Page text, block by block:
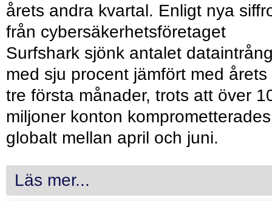
årets andra kvartal. Enligt nya
från cybersäkerhetsföretaget
Surfshark sjönk antalet
med sju procent jämfört med årets
tre första månader, trots att över
miljoner konton komprometterades
globalt mellan april och juni.
Läs mer...